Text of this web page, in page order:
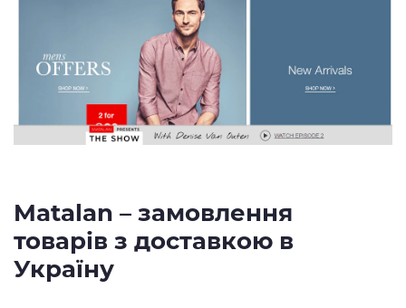
Matalan – замовлення
товарів з доставкою в
Україну